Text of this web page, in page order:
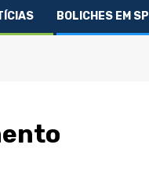
BOLICHES EM SP